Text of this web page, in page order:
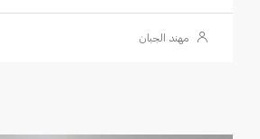
مهند الجبان